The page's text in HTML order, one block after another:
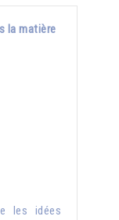
la matière
les idées